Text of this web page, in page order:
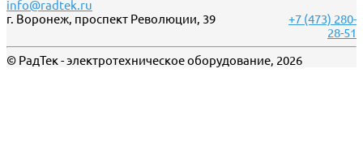
info@radtek.ru
г. Воронеж, проспект Революции, 39
+7 (473) 280-
28-51
© РадТек - электротехническое оборудование, 2026